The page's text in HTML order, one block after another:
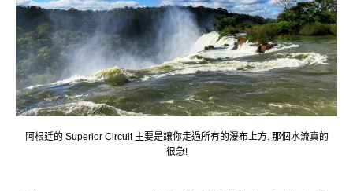
阿根廷的 Superior Circuit 主要是讓你走過所有的瀑布上方. 那個水流真的
很急!